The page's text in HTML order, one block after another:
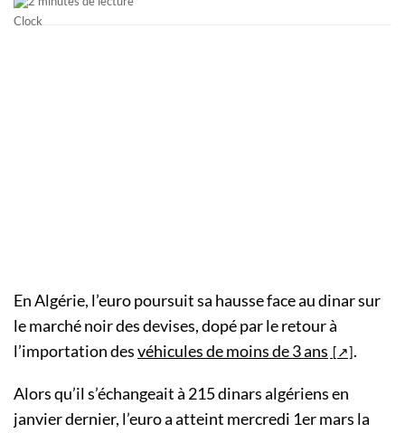
En Algérie, l’euro poursuit sa hausse face au dinar sur
le marché noir des devises, dopé par le retour à
l’importation desvéhicules de moins de 3 ans .
Alors qu’il s’échangeait à 215 dinars algériens en
janvier dernier, l’euro a atteint mercredi 1er mars la